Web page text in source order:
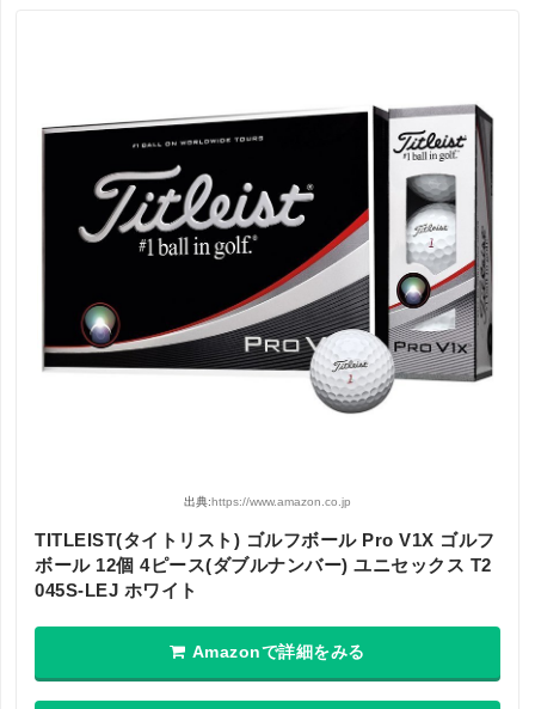
出典:https://www.amazon.co.jp
TITLEIST(タイトリスト) ゴルフボール Pro V1X ゴルフ
ボール 12個 4ピース(ダブルナンバー) ユニセックス T2
045S-LEJ ホワイト
Amazonで詳細をみる